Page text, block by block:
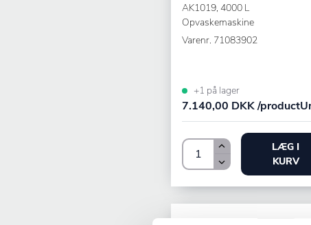
AK1019, 4000 L
Opvaskemaskine
Varenr. 71083902
+1 på lager
7.140,00 DKK /
LÆG I
KURV